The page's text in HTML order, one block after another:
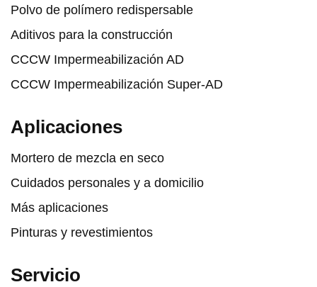
Polvo de polímero redispersable
Aditivos para la construcción
CCCW Impermeabilización AD
CCCW Impermeabilización Super-AD
Aplicaciones
Mortero de mezcla en seco
Cuidados personales y a domicilio
Más aplicaciones
Pinturas y revestimientos
Servicio